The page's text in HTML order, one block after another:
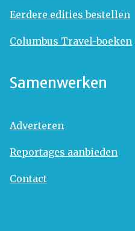
Eerdere edities bestellen
Columbus Travel-boeken
Samenwerken
Adverteren
Reportages aanbieden
Contact